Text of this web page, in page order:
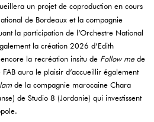
un projet de coproduction en cours
de Bordeaux et la compagnie
la participation de l’Orchestre National
la création 2026 d’Edith
la recréation insitu de Follow me de
aura le plaisir d’accueillir également
de la compagnie marocaine Chara
de Studio 8 (Jordanie) qui investissent